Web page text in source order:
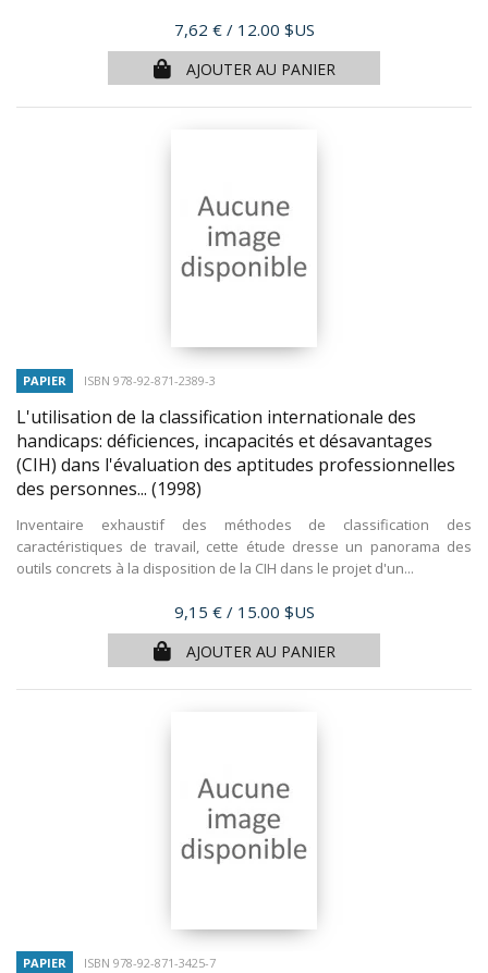
Prix
7,62 € / 12.00 $US
AJOUTER AU PANIER
PAPIER ISBN 978-92-871-2389-3
L'utilisation de la classification internationale des
handicaps: déficiences, incapacités et désavantages
(CIH) dans l'évaluation des aptitudes professionnelles
des personnes... (1998)
Inventaire exhaustif des méthodes de classification des
caractéristiques de travail, cette étude dresse un panorama des
outils concrets à la disposition de la CIH dans le projet d'un...
Prix
9,15 € / 15.00 $US
AJOUTER AU PANIER
PAPIER ISBN 978-92-871-3425-7